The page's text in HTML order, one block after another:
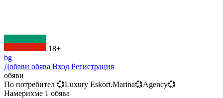
18+
bg
Добави обява Вход Регистрация
обяви
По потребител 💞Luxury Eskort.Marina💞Agency💞
Намерихме 1 обява